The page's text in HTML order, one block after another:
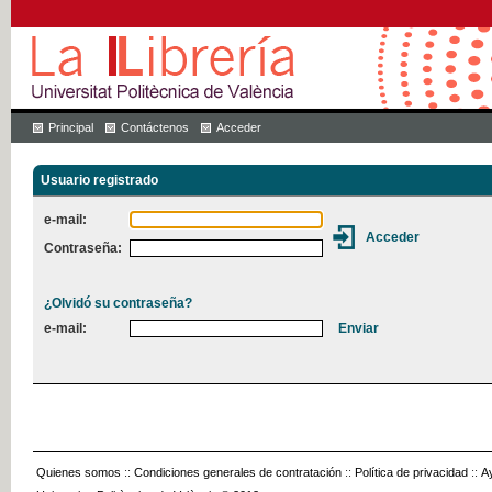
Principal Contáctenos Acceder
Usuario registrado
e-mail:
Contraseña:
¿Olvidó su contraseña?
e-mail:
Quienes somos :: Condiciones generales de contratación :: Política de privacidad ::